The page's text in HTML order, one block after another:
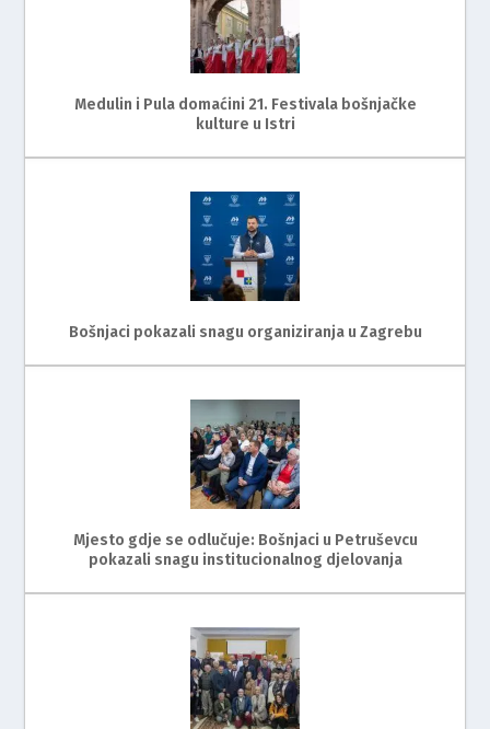
Medulin i Pula domaćini 21. Festivala bošnjačke
kulture u Istri
Bošnjaci pokazali snagu organiziranja u Zagrebu
Mjesto gdje se odlučuje: Bošnjaci u Petruševcu
pokazali snagu institucionalnog djelovanja